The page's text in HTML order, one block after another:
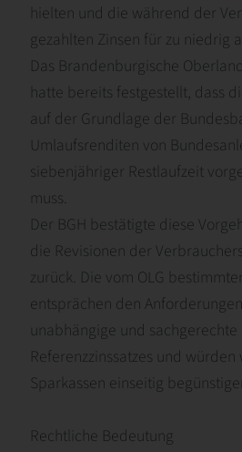
hielten und die während der
gezahlten Zinsen für zu niedrig
Das Brandenburgische
hatte bereits festgestellt, dass
auf der Grundlage der
Umlaufsrenditen von
siebenjähriger Restlaufzeit
muss.
Der BGH bestätigte diese
die Revisionen der
zurück. Die vom OLG
entsprächen den
unabhängige und
Referenzzinssatzes und
Sparkassen einseitig
Rechtliche Bedeutung